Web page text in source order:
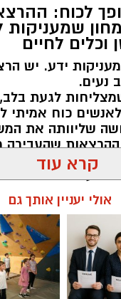
תרבותית רחבה,
הישראלית בתחומי
והקולנוע.
גבאי בירך על
שנבנה מתוך
במטרה לאפשר
לעולם הבמה
שילוב בין
חידושים
התרבותית בעיר.
תציג את מיטב
בארץ,
לכוח:
שמעניקות
וכלים לחיים
ידע. יש
נעים.
לגעת
כוח אמיתי
שליוותה את
שהעבירה
בגן יבנה,
מפגשים
לשמוע – ויצאו
קרא עוד
אולי יעניין אותך גם